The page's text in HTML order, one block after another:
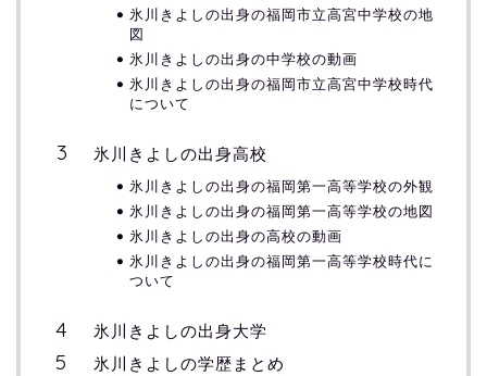
氷川きよしの出身の福岡市立高宮中学校の地
図
氷川きよしの出身の中学校の動画
氷川きよしの出身の福岡市立高宮中学校時代
について
氷川きよしの出身高校
氷川きよしの出身の福岡第一高等学校の外観
氷川きよしの出身の福岡第一高等学校の地図
氷川きよしの出身の高校の動画
氷川きよしの出身の福岡第一高等学校時代に
ついて
氷川きよしの出身大学
氷川きよしの学歴まとめ